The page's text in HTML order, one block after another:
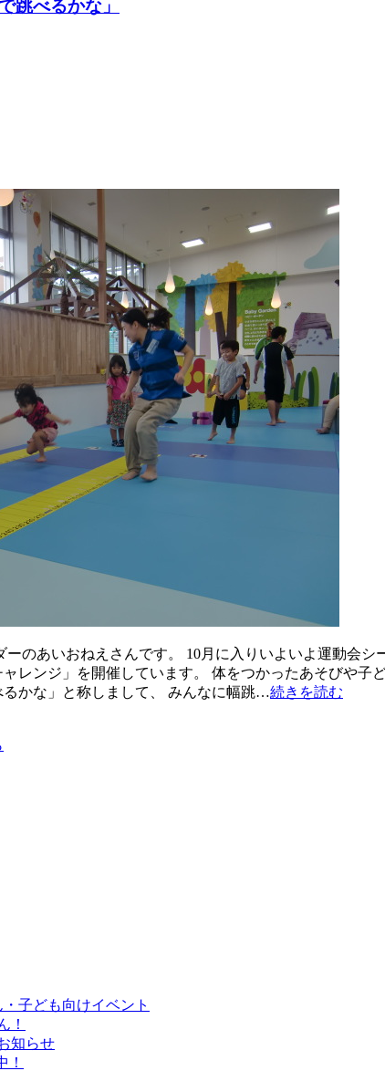
跳べるかな」
のあいおねえさんです。 10月に入りいよいよ運動会
レンジ」を開催しています。 体をつかったあそびや
かな」と称しまして、 みんなに幅跳…続きを読む
子ども向けイベント
！
知らせ
！